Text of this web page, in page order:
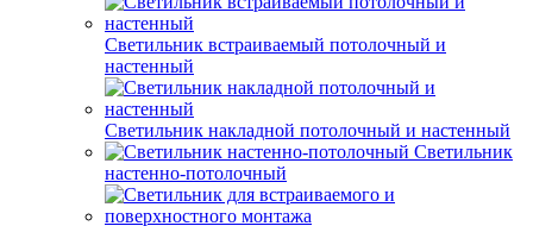
Светильник встраиваемый потолочный и
настенный
Светильник накладной потолочный и настенный
Светильник
настенно-потолочный